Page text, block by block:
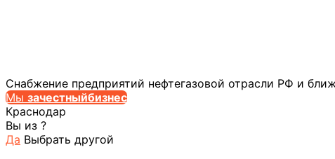
Снабжение предприятий нефтегазовой отрасли РФ и
Мы зачестныйбизнес
Краснодар
Вы из ?
Да Выбрать другой